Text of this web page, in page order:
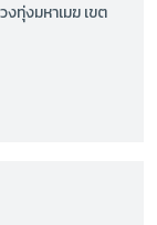
ทุ่งมหาเมฆ เขต